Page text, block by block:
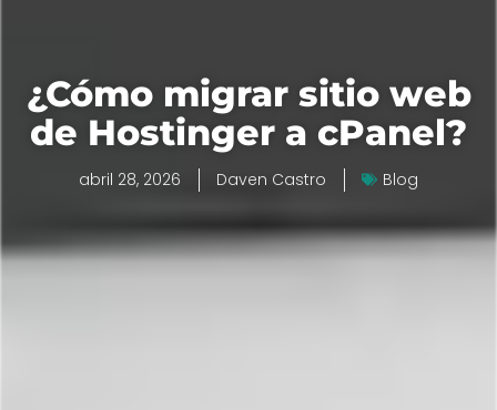
¿Cómo migrar sitio web
de Hostinger a cPanel?
abril 28, 2026 Daven Castro Blog